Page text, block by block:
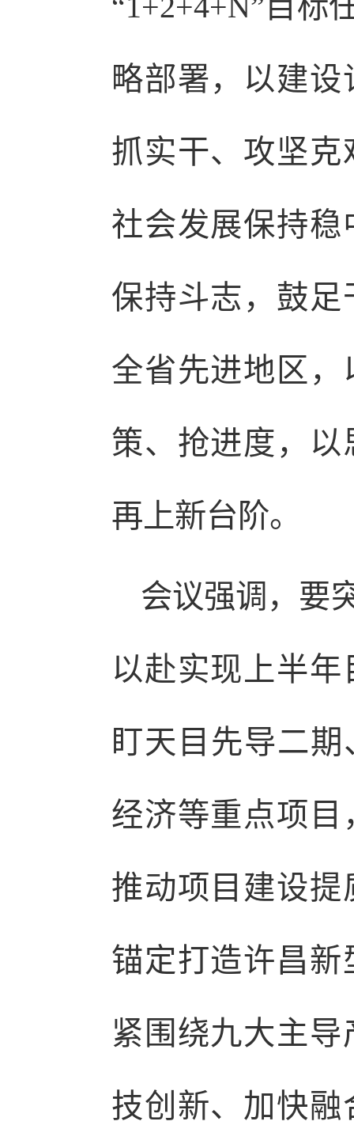
略部署，以建
抓实干、攻坚
社会发展保持
保持斗志，鼓
全省先进地区
策、抢进度，
再上新台阶。
会议强调，要
以赴实现上半
盯天目先导二
经济等重点项
推动项目建设
锚定打造许昌
紧围绕九大主
技创新、加快